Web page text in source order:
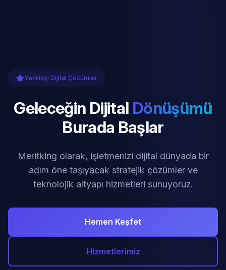
Yenilikçi Dijital Çözümler
Geleceğin Dijital Dönüşümü
Burada Başlar
Meritking olarak, işletmenizi dijital dünyada bir
adım öne taşıyacak stratejik çözümler ve
teknolojik altyapı hizmetleri sunuyoruz.
Hemen Keşfet
Hizmetlerimiz